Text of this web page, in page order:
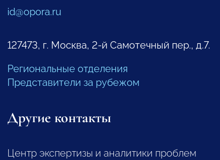
id@opora.ru
127473, г. Москва, 2-й Самотечный пер., д.7.
Региональные отделения
Представители за рубежом
Другие контакты
Центр экспертизы и аналитики проблем